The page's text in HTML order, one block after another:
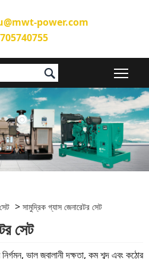
power.com

> সামুদ্রিক গ্যাস জেনারেটর সেট
সেট
ভাল জ্বালানী দক্ষতা, কম শব্দ এবং কঠোর